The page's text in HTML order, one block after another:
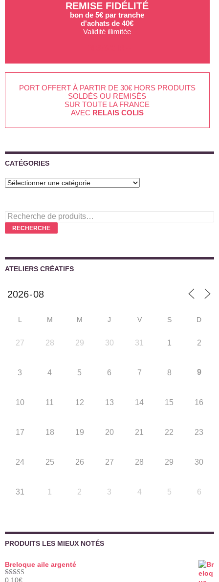
REMISE FIDÉLITÉ
bon de 5€ par tranche
d'achats de 40€
Validité illimitée
PORT OFFERT À PARTIR DE 30€ HORS PRODUITS
SOLDÉS OU REMISÉS
SUR TOUTE LA FRANCE
AVEC RELAIS COLIS
CATÉGORIES
Recherche
pour :
RECHERCHE
ATELIERS CRÉATIFS
L M M J V S D
27 28 29 30 31 1 2
3 4 5 6 7 8 9
10 11 12 13 14 15 16
17 18 19 20 21 22 23
24 25 26 27 28 29 30
31 1 2 3 4 5 6
PRODUITS LES MIEUX NOTÉS
Breloque aile argenté
0,10€